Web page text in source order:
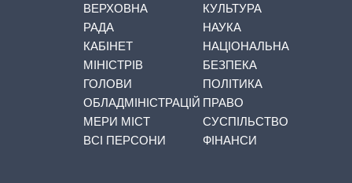
ВЕРХОВНА
РАДА
КАБІНЕТ
МІНІСТРІВ
ГОЛОВИ
ОБЛАДМІНІСТРАЦІЙ
МЕРИ МІСТ
ВСІ ПЕРСОНИ
КУЛЬТУРА
НАУКА
НАЦІОНАЛЬНА
БЕЗПЕКА
ПОЛІТИКА
ПРАВО
СУСПІЛЬСТВО
ФІНАНСИ